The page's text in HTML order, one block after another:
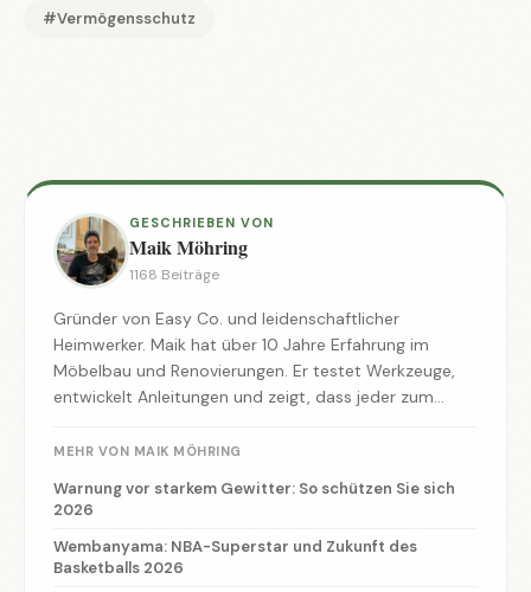
#Vermögensschutz
GESCHRIEBEN VON
Maik Möhring
1168 Beiträge
Gründer von Easy Co. und leidenschaftlicher
Heimwerker. Maik hat über 10 Jahre Erfahrung im
Möbelbau und Renovierungen. Er testet Werkzeuge,
entwickelt Anleitungen und zeigt, dass jeder zum
MEHR VON MAIK MÖHRING
Warnung vor starkem Gewitter: So schützen Sie sich
2026
Wembanyama: NBA-Superstar und Zukunft des
Basketballs 2026